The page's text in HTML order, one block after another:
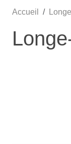
Accueil